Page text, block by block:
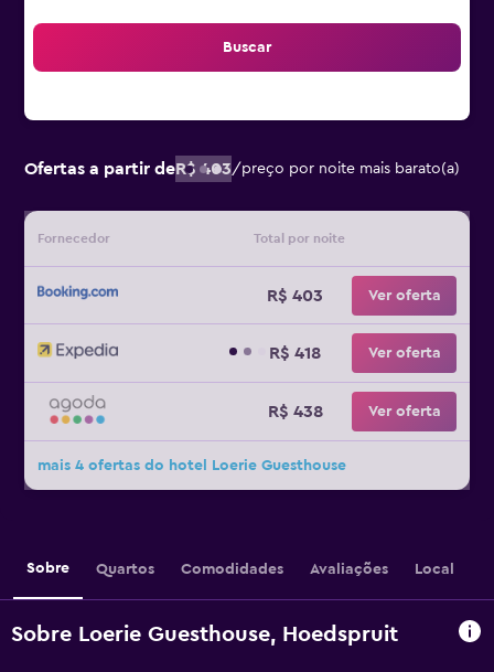
Buscar
Ofertas a partir deR$ 403/preço por noite mais barato(a)
Fornecedor Total por noite
R$ 403 Ver oferta
R$ 418 Ver oferta
R$ 438 Ver oferta
mais 4 ofertas do hotel Loerie Guesthouse
Sobre Quartos Comodidades Avaliações Local
Sobre Loerie Guesthouse, Hoedspruit